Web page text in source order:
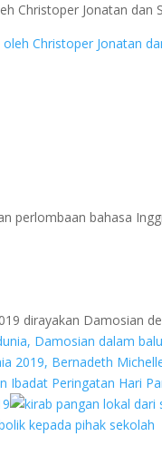
Christoper Jonatan dan
perlombaan bahasa
dirayakan Damosian